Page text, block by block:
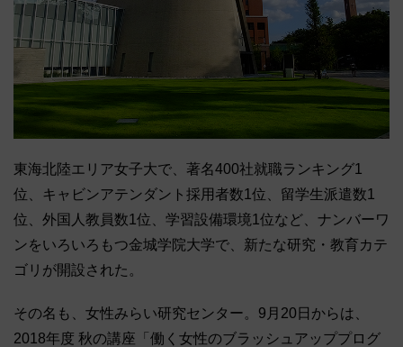
東海北陸エリア女子大で、著名400社就職ランキング1
位、キャビンアテンダント採用者数1位、留学生派遣数1
位、外国人教員数1位、学習設備環境1位など、ナンバーワ
ンをいろいろもつ金城学院大学で、新たな研究・教育カテ
ゴリが開設された。
その名も、女性みらい研究センター。9月20日からは、
2018年度 秋の講座「働く女性のブラッシュアッププログ